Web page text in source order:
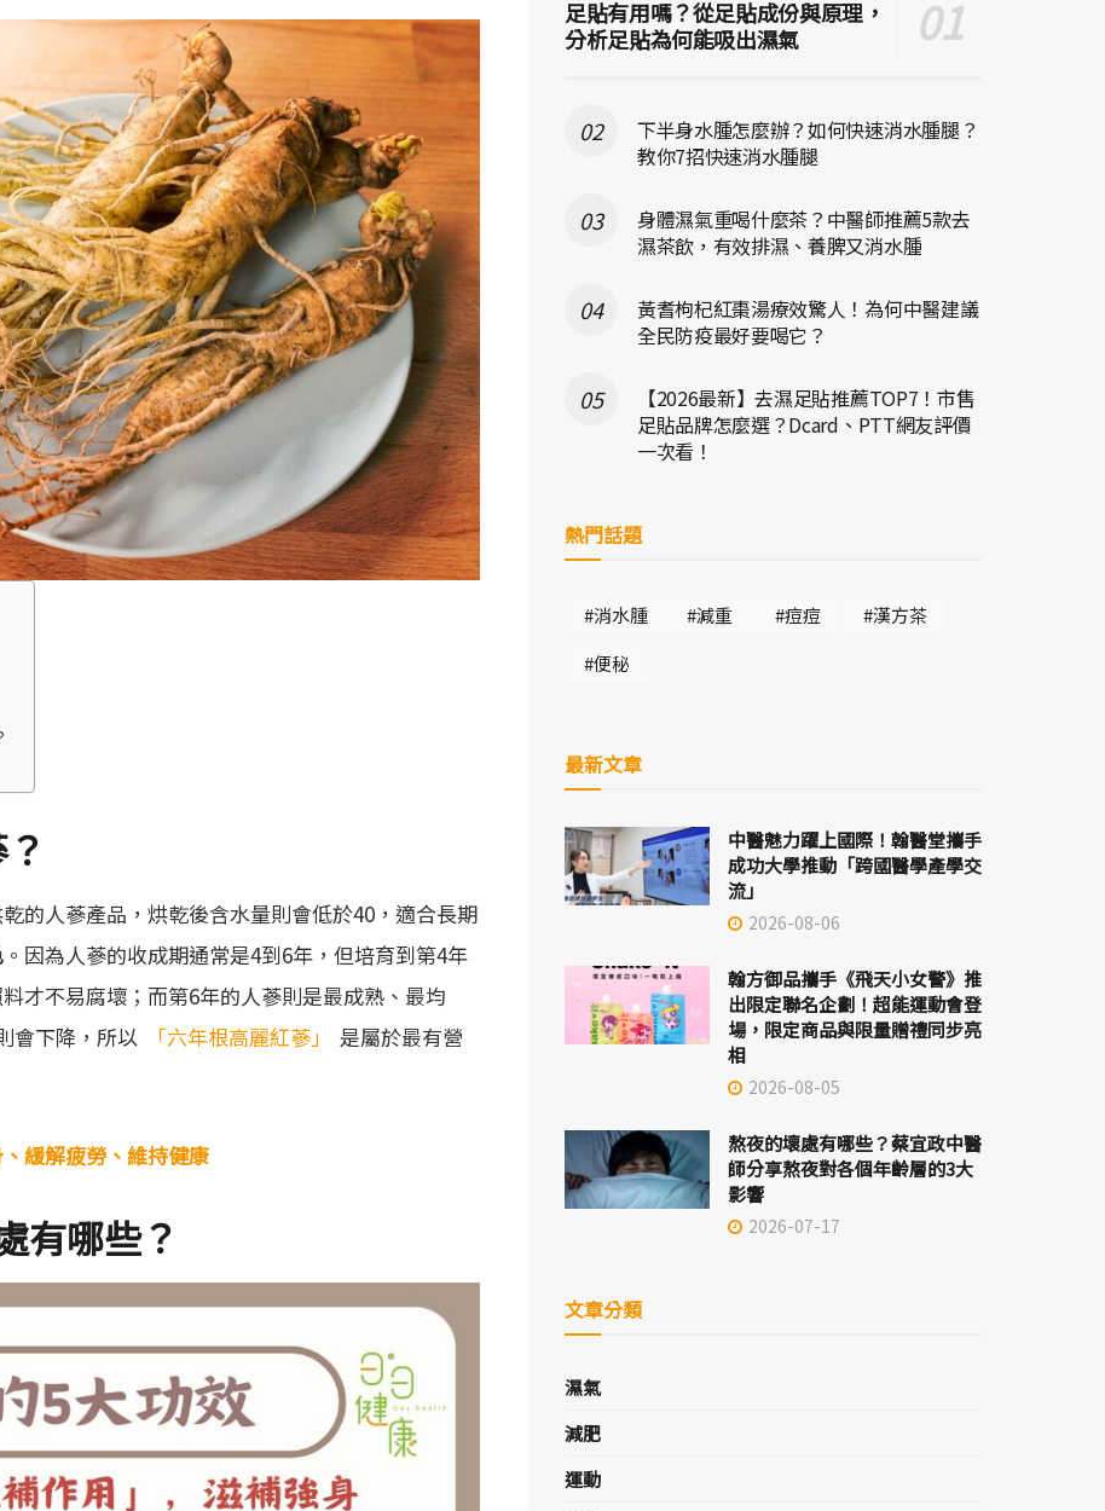
的人蔘產品，烘乾後含水量則會低於40，適合長期
。因為人蔘的收成期通常是4到6年，但培育到第4年
才不易腐壞；而第6年的人蔘則是最成熟、最均
會下降，所以
「六年根高麗紅蔘」
是屬於最有營
緩解疲勞、維持健康
有哪些？
足貼有用嗎？從足貼成份與原理，
分析足貼為何能吸出濕氣
下半身水腫怎麼辦？如何快速消水腫腿？
教你7招快速消水腫腿
身體濕氣重喝什麼茶？中醫師推薦5款去
濕茶飲，有效排濕、養脾又消水腫
黃耆枸杞紅棗湯療效驚人！為何中醫建議
全民防疫最好要喝它？
【2026最新】去濕足貼推薦TOP7！市售
足貼品牌怎麼選？Dcard、PTT網友評價
一次看！
熱門話題
#消水腫 #減重 #痘痘
#漢方茶
#便秘
最新文章
中醫魅力躍上國際！翰醫堂攜手
成功大學推動「跨國醫學產學交
流」
2026-08-06
翰方御品攜手《飛天小女警》推
出限定聯名企劃！超能運動會登
場，限定商品與限量贈禮同步亮
相
2026-08-05
熬夜的壞處有哪些？蔡宜政中醫
師分享熬夜對各個年齡層的3大
影響
2026-07-17
文章分類
濕氣
減肥
運動